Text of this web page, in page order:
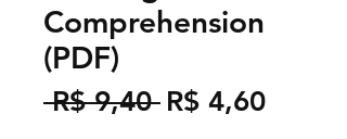
Comprehension
(PDF)
R$ 9,40 Preço
R$ 4,60Preço